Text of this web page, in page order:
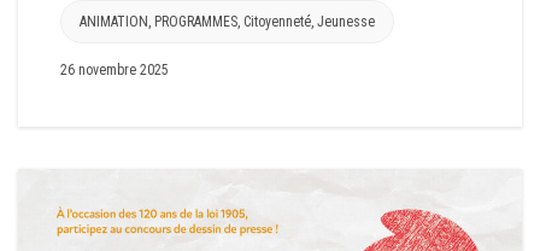
ANIMATION , PROGRAMMES, Citoyenneté, Jeunesse
26 novembre 2025